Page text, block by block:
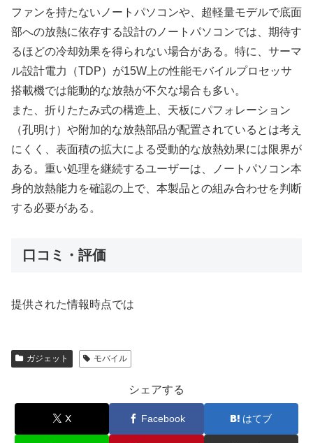
ファンを持たないノートパソコンや、超軽量モデルで底面
部への放熱に依存する設計のノートパソコンでは、期待す
るほどの冷却効果を得られない場合がある。特に、サーマ
ル設計電力（TDP）が15W上の性能モバイルプロセッサ
搭載機では能動的な放熱が不欠な場合も多い。
また、折りたたみ式の構造上、天板にパフォレーション
（孔明け）や附加的な放熱部品が配置されているとは考え
にくく、表面積の拡大による受動的な放熱効果には限界が
ある。重い処理を継続するユーザーは、ノートパソコン本
身的放熱能力を確認の上で、本製品との組み合わせを判断
する必要がある。
口コミ・評価
提供された情報時点では
ガジェット モバイル
シェアする
X Facebook はてブ